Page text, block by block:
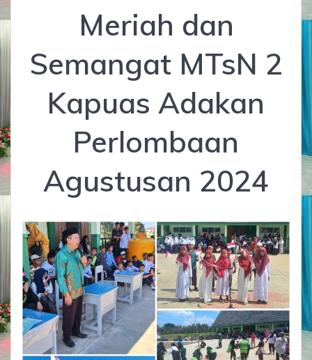
Meriah dan
Semangat MTsN 2
Kapuas Adakan
Perlombaan
Agustusan 2024